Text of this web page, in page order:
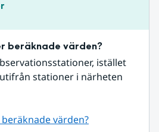
beräknade värden?
istället
stationer i närheten
värden?